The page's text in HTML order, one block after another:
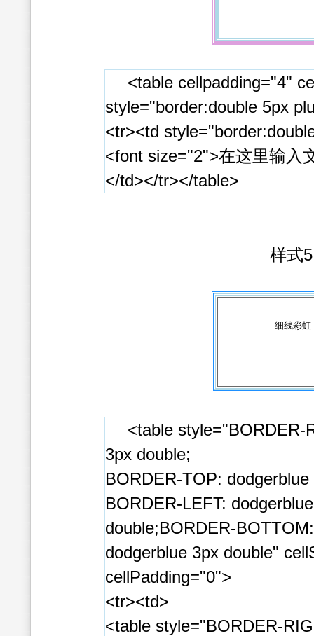
<table cellpadding="4"
style="border:double 5px
<tr><td
<font size="2">在这里输入
</td></tr></table>
样式5
细线
<table style="BORDER-
3px double;
BORDER-TOP:
BORDER-LEFT:
double;BORDER-BOTTOM:
dodgerblue 3px double"
cellPadding="0">
<tr><td>
<table style="BORDER-